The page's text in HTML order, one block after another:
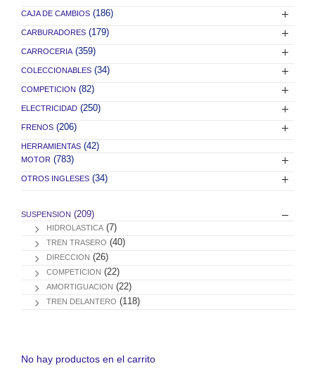
CAJA DE CAMBIOS (186)
CARBURADORES (179)
CARROCERIA (359)
COLECCIONABLES (34)
COMPETICION (82)
ELECTRICIDAD (250)
FRENOS (206)
HERRAMIENTAS (42)
MOTOR (783)
OTROS INGLESES (34)
SUSPENSION (209)
HIDROLASTICA (7)
TREN TRASERO (40)
DIRECCION (26)
COMPETICION (22)
AMORTIGUACION (22)
TREN DELANTERO (118)
No hay productos en el carrito